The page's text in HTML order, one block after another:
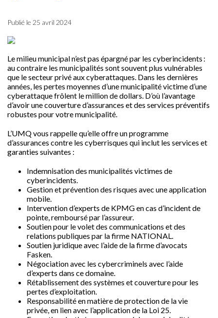
Publié le 25 avril 2024
Le milieu municipal n’est pas épargné par les cyberincidents :
au contraire les municipalités sont souvent plus vulnérables
que le secteur privé aux cyberattaques. Dans les dernières
années, les pertes moyennes d’une municipalité victime d’une
cyberattaque frôlent le million de dollars. D’où l’avantage
d’avoir une couverture d’assurances et des services préventifs
robustes pour votre municipalité.
L’UMQ vous rappelle qu’elle offre un programme
d’assurances contre les cyberrisques qui inclut les services et
garanties suivantes :
Indemnisation des municipalités victimes de
cyberincidents.
Gestion et prévention des risques avec une application
mobile.
Intervention d’experts de KPMG en cas d’incident de
pointe, remboursé par l’assureur.
Soutien pour le volet des communications et des
relations publiques par la firme NATIONAL.
Soutien juridique avec l’aide de la firme d’avocats
Fasken.
Négociation avec les cybercriminels avec l’aide
d’experts dans ce domaine.
Rétablissement des systèmes et couverture pour les
pertes d’exploitation.
Responsabilité en matière de protection de la vie
privée, en lien avec l’application de la Loi 25.